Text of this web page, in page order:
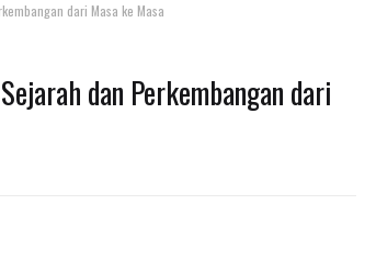
dari Masa ke Masa
dan Perkembangan dari